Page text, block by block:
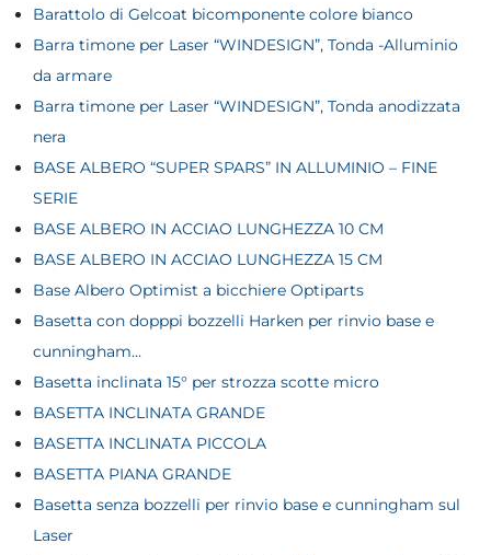
Barattolo di Gelcoat bicomponente colore bianco
Barra timone per Laser “WINDESIGN”, Tonda -Alluminio
da armare
Barra timone per Laser “WINDESIGN”, Tonda anodizzata
nera
BASE ALBERO “SUPER SPARS” IN ALLUMINIO – FINE
SERIE
BASE ALBERO IN ACCIAO LUNGHEZZA 10 CM
BASE ALBERO IN ACCIAO LUNGHEZZA 15 CM
Base Albero Optimist a bicchiere Optiparts
Basetta con dopppi bozzelli Harken per rinvio base e
cunningham...
Basetta inclinata 15° per strozza scotte micro
BASETTA INCLINATA GRANDE
BASETTA INCLINATA PICCOLA
BASETTA PIANA GRANDE
Basetta senza bozzelli per rinvio base e cunningham sul
Laser